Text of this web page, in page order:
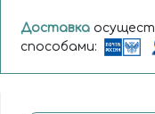
Доставка
способами: